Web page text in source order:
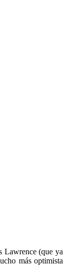
Lawrence (que ya
más optimista